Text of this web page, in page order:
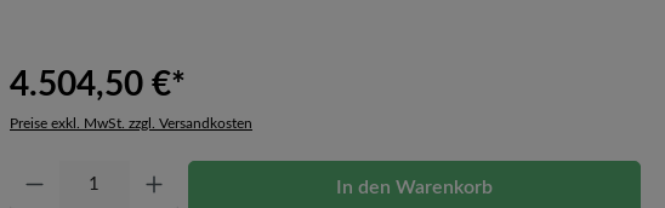
4.504,50 €*
Preise exkl. MwSt. zzgl. Versandkosten
Produkt Anzahl: Gib den gewünschten Wert ein oder benutze die Schaltflächen um die Anzahl zu
In den Warenkorb